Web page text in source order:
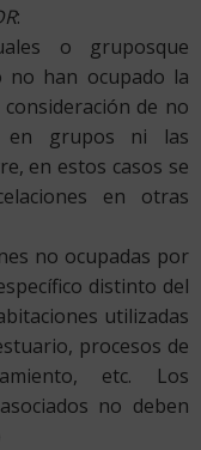
:
o gruposque
no han ocupado la
de no
en grupos ni las
en estos casos se
en otras
no ocupadas por
distinto del
utilizadas
procesos de
etc. Los
no deben